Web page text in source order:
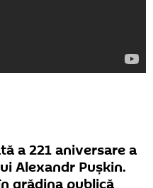
a 221 aniversare a
Alexandr Pușkin.